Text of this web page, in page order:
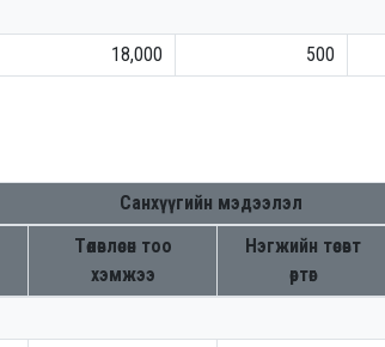
18,000 500
Санхүүгийн мэдээлэл
Төлөвлөсөн тоо
хэмжээ
Нэгжийн төсөвт
өртөг